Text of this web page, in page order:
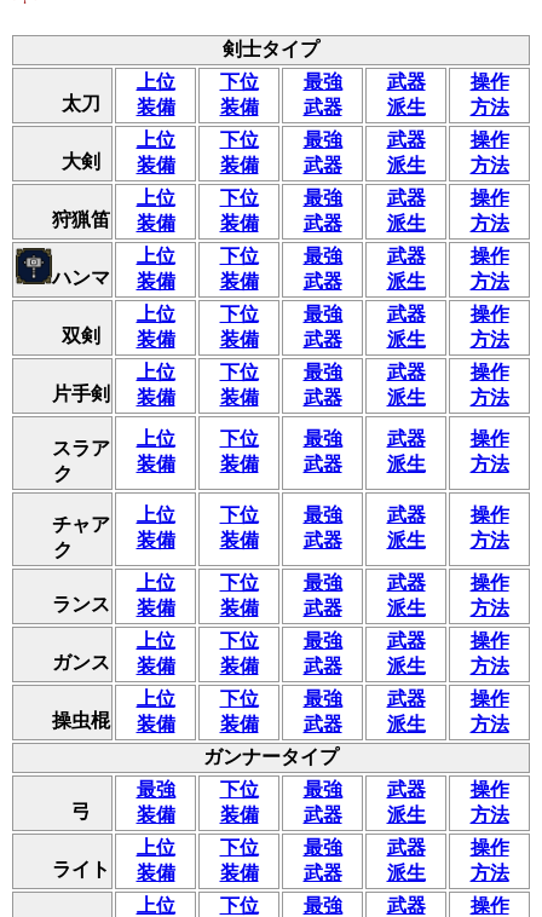
剣士タイプ
太刀
上位
装備
下位
装備
最強
武器
武器
派生
操作
方法
大剣
上位
装備
下位
装備
最強
武器
武器
派生
操作
方法
狩猟笛
上位
装備
下位
装備
最強
武器
武器
派生
操作
方法
ハンマ
上位
装備
下位
装備
最強
武器
武器
派生
操作
方法
双剣
上位
装備
下位
装備
最強
武器
武器
派生
操作
方法
片手剣
上位
装備
下位
装備
最強
武器
武器
派生
操作
方法
スラア
ク
上位
装備
下位
装備
最強
武器
武器
派生
操作
方法
チャア
ク
上位
装備
下位
装備
最強
武器
武器
派生
操作
方法
ランス
上位
装備
下位
装備
最強
武器
武器
派生
操作
方法
ガンス
上位
装備
下位
装備
最強
武器
武器
派生
操作
方法
操虫棍
上位
装備
下位
装備
最強
武器
武器
派生
操作
方法
ガンナータイプ
弓
最強
装備
下位
装備
最強
武器
武器
派生
操作
方法
ライト
上位
装備
下位
装備
最強
武器
武器
派生
操作
方法
上位
下位 最強 武器 操作